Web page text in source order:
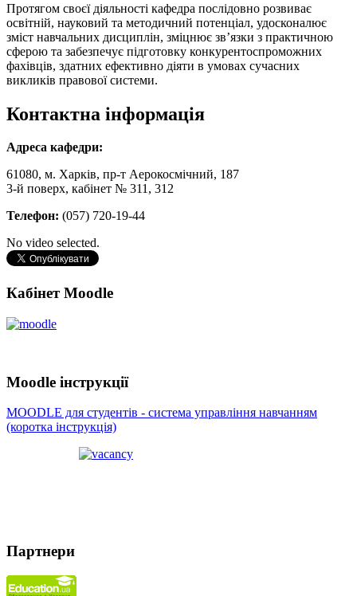
Протягом своєї діяльності кафедра послідовно розвиває
освітній, науковий та методичний потенціал, удосконалює
зміст навчальних дисциплін, зміцнює зв’язки з практичною
сферою та забезпечує підготовку конкурентоспроможних
фахівців, здатних ефективно діяти в умовах сучасних
викликів правової системи.
Контактна інформація
Адреса кафедри:
61080, м. Харків, пр-т Аерокосмічний, 187
3-й поверх, кабінет № 311, 312
Телефон: (057) 720-19-44
No video selected.
Кабінет Moodle
Moodle інструкції
MOODLE для студентів - система управління навчанням
(коротка інструкція)
Партнери